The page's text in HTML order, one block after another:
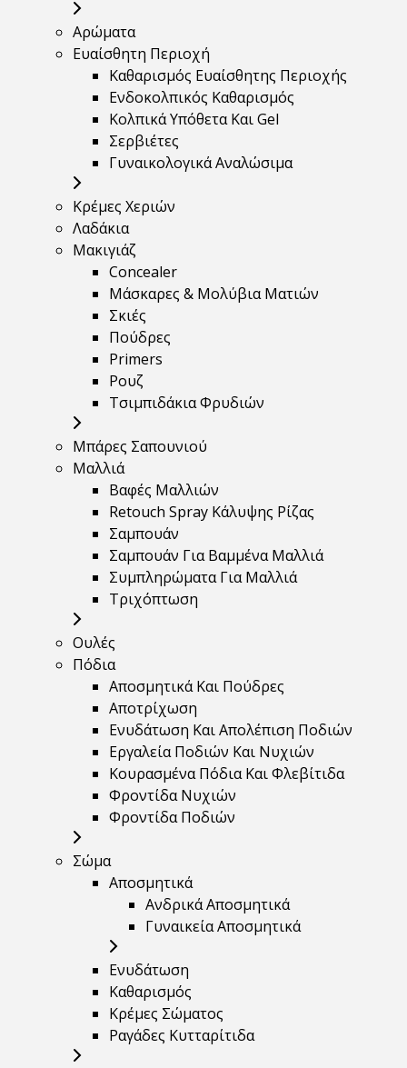
Αρώματα
Ευαίσθητη Περιοχή
Καθαρισμός Ευαίσθητης Περιοχής
Ενδοκολπικός Καθαρισμός
Κολπικά Υπόθετα Και Gel
Σερβιέτες
Γυναικολογικά Αναλώσιμα
Κρέμες Χεριών
Λαδάκια
Μακιγιάζ
Concealer
Μάσκαρες & Μολύβια Ματιών
Σκιές
Πούδρες
Primers
Ρουζ
Τσιμπιδάκια Φρυδιών
Μπάρες Σαπουνιού
Μαλλιά
Βαφές Μαλλιών
Retouch Spray Κάλυψης Ρίζας
Σαμπουάν
Σαμπουάν Για Βαμμένα Μαλλιά
Συμπληρώματα Για Μαλλιά
Τριχόπτωση
Ουλές
Πόδια
Αποσμητικά Και Πούδρες
Αποτρίχωση
Ενυδάτωση Και Απολέπιση Ποδιών
Εργαλεία Ποδιών Και Νυχιών
Κουρασμένα Πόδια Και Φλεβίτιδα
Φροντίδα Νυχιών
Φροντίδα Ποδιών
Σώμα
Αποσμητικά
Ανδρικά Αποσμητικά
Γυναικεία Αποσμητικά
Ενυδάτωση
Καθαρισμός
Κρέμες Σώματος
Ραγάδες Κυτταρίτιδα